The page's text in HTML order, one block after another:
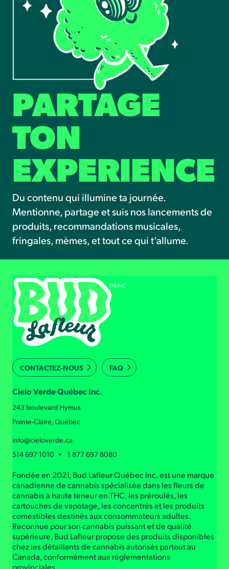
PARTAGE
TON
EXPERIENCE
Du contenu qui illumine ta journée.
Mentionne, partage et suis nos lancements de
produits, recommandations musicales,
fringales, mèmes, et tout ce qui t’allume.
CONTACTEZ-NOUS FAQ
Cielo Verde Québec Inc.
243 boulevard Hymus
Pointe-Claire, Québec
info@cieloverde.ca
514 697 1010 • 1 877 697 8080
Fondée en 2021, Bud Lafleur Québec Inc. est une marque
canadienne de cannabis spécialisée dans les fleurs de
cannabis à haute teneur en THC, les préroulés, les
cartouches de vapotage, les concentrés et les produits
comestibles destinés aux consommateurs adultes.
Reconnue pour son cannabis puissant et de qualité
supérieure, Bud Lafleur propose des produits disponibles
chez les détaillants de cannabis autorisés partout au
Canada, conformément aux réglementations